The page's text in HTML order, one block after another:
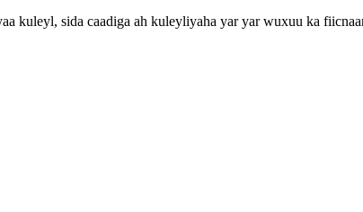
kuleyl, sida caadiga ah kuleyliyaha yar yar wuxuu ka